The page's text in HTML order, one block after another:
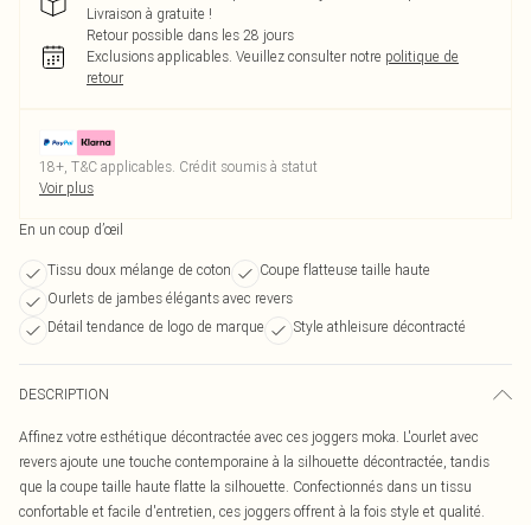
Livraison à gratuite !
Retour possible dans les 28 jours
Exclusions applicables. Veuillez consulter notre politique de
retour
18+, T&C applicables. Crédit soumis à statut
Voir plus
En un coup d’œil
Tissu doux mélange de coton
Coupe flatteuse taille haute
Ourlets de jambes élégants avec revers
Détail tendance de logo de marque
Style athleisure décontracté
DESCRIPTION
Affinez votre esthétique décontractée avec ces joggers moka. L'ourlet avec
revers ajoute une touche contemporaine à la silhouette décontractée, tandis
que la coupe taille haute flatte la silhouette. Confectionnés dans un tissu
confortable et facile d'entretien, ces joggers offrent à la fois style et qualité.